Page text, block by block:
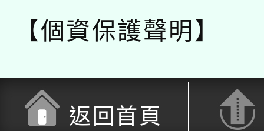
【個資保護聲明】
返回首頁